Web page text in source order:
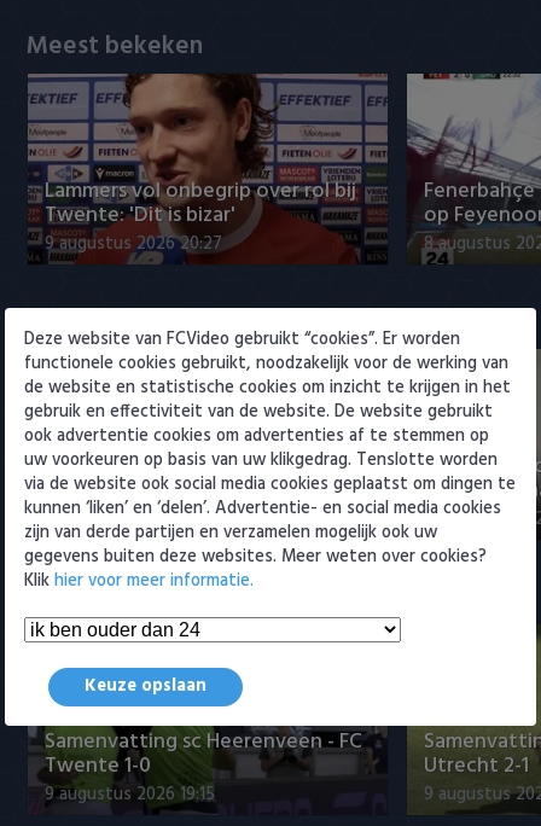
Vitesse
VVV Venlo
Willem II
Meest bekeken
Lammers vol onbegrip over rol bij
Twente: 'Dit is bizar'
9 augustus 2026 20:27
op
8 augustus
Eredivisie
"Julian Brandt over fitheid, Godts
en Ter Stegen"
9 augustus 2026 22:57
"Weet niet
9 augustus
Samenvattingen Eredivisie
Samenvatting sc Heerenveen - FC
Twente 1-0
9 augustus 2026 19:15
Utrecht 2-1
9 augustus
Deze website van FCVideo gebruikt “cookies”. Er worden
functionele cookies gebruikt, noodzakelijk voor de werking van
de website en statistische cookies om inzicht te krijgen in het
gebruik en effectiviteit van de website. De website gebruikt
ook advertentie cookies om advertenties af te stemmen op
uw voorkeuren op basis van uw klikgedrag. Tenslotte worden
via de website ook social media cookies geplaatst om dingen te
kunnen ‘liken’ en ‘delen’. Advertentie- en social media cookies
zijn van derde partijen en verzamelen mogelijk ook uw
gegevens buiten deze websites. Meer weten over cookies?
Klikhier voor meer informatie.
Keuze opslaan